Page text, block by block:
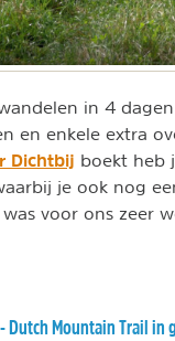
in 4
en enkele extra
Dichtbij boekt heb
je ook nog
voor ons zeer
Dutch Mountain Trail in